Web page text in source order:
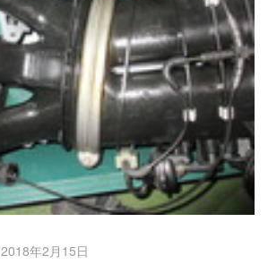
2018年2月15日